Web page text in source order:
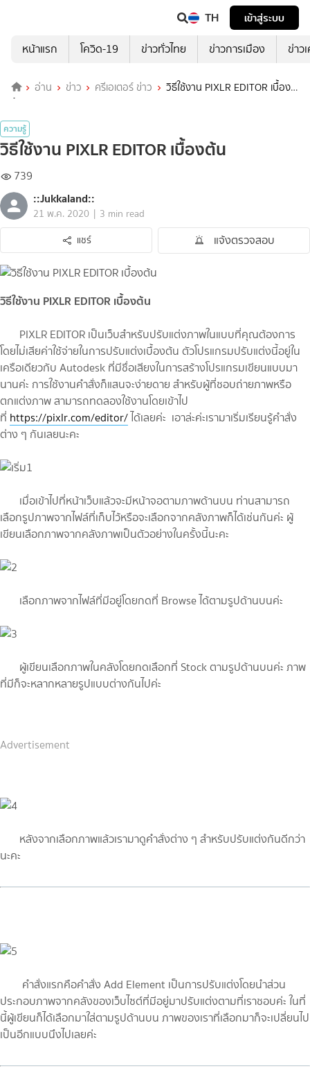
TH
เข้าสู่ระบบ
หน้าแรก
โควิด-19 ข่าวทั่วไทย ข่าวการเมือง ข่าว
อ่าน ข่าว ครีเอเตอร์ ข่าว
วิธีใช้งาน PIXLR EDITOR เบื้อง
ต้น
ความรู้
วิธีใช้งาน PIXLR EDITOR เบื้องต้น
739
::Jukkaland::
21 พ.ค. 2020 | 3 min read
แชร์
แจ้งตรวจสอบ
วิธีใช้งาน PIXLR EDITOR เบื้องต้น
PIXLR EDITOR เป็นเว็บสำหรับปรับแต่งภาพในแบบที่คุณต้องการ
โดยไม่เสียค่าใช้จ่ายในการปรับแต่งเบื้องต้น ตัวโปรแกรมปรับแต่งนี้อยู่ใน
เครือเดียวกับ Autodesk ที่มีชื่อเสียงในการสร้างโปรแกรมเขียนแบบมา
นานค่ะ การใช้งานคำสั่งก็แสนจะง่ายดาย สำหรับผู้ที่ชอบถ่ายภาพหรือ
ตกแต่งภาพ สามารถทดลองใช้งานโดยเข้าไป
ที่ https://pixlr.com/editor/ ได้เลยค่ะ เอาล่ะค่ะเรามาเริ่มเรียนรู้คำสั่ง
ต่าง ๆ กันเลยนะคะ
เมื่อเข้าไปที่หน้าเว็บแล้วจะมีหน้าจอตามภาพด้านบน ท่านสามารถ
เลือกรูปภาพจากไฟล์ที่เก็บไว้หรือจะเลือกจากคลังภาพก็ได้เช่นกันค่ะ ผู้
เขียนเลือกภาพจากคลังภาพเป็นตัวอย่างในครั้งนี้นะคะ
เลือกภาพจากไฟล์ที่มีอยู่โดยกดที่ Browse ได้ตามรูปด้านบนค่ะ
ผู้เขียนเลือกภาพในคลังโดยกดเลือกที่ Stock ตามรูปด้านบนค่ะ ภาพ
ที่มีก็จะหลากหลายรูปแบบต่างกันไปค่ะ
Advertisement
หลังจากเลือกภาพแล้วเรามาดูคำสั่งต่าง ๆ สำหรับปรับแต่งกันดีกว่า
นะคะ
คำสั่งแรกคือคำสั่ง Add Element เป็นการปรับแต่งโดยนำส่วน
ประกอบภาพจากคลังของเว็บไซต์ที่มีอยู่มาปรับแต่งตามที่เราชอบค่ะ ในที่
นี้ผู้เขียนก็ได้เลือกมาใส่ตามรูปด้านบน ภาพของเราที่เลือกมาก็จะเปลี่ยนไป
เป็นอีกแบบนึงไปเลยค่ะ